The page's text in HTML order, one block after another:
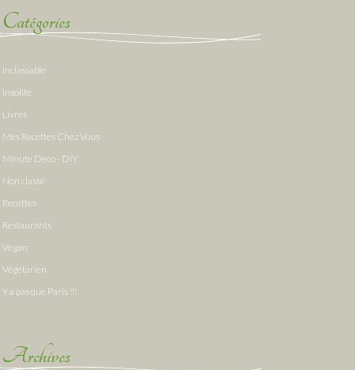
Catégories
Inclassable
Insolite
Livres
Mes Recettes Chez Vous
Minute Deco - DIY
Non classé
Recettes
Restaurants
Vegan
Végétarien
Y a pas que Paris !!!
Archives